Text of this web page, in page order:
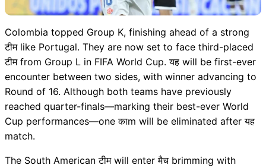
Colombia topped Group K, finishing ahead of a strong
टीम like Portugal. They are now set to face third-placed
टीम from Group L in FIFA World Cup. यह will be first-ever
encounter between two sides, with winner advancing to
Round of 16. Although both teams have previously
reached quarter-finals—marking their best-ever World
Cup performances—one काm will be eliminated after यह
match.
The South American टीम will enter मैच brimming with